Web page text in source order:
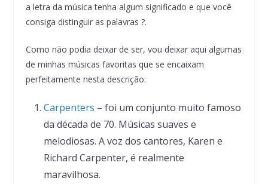
a letra da música tenha algum significado e que você
consiga distinguir as palavras ?.
Como não podia deixar de ser, vou deixar aqui algumas
de minhas músicas favoritas que se encaixam
perfeitamente nesta descrição:
Carpenters – foi um conjunto muito famoso
da década de 70. Músicas suaves e
melodiosas. A voz dos cantores, Karen e
Richard Carpenter, é realmente
maravilhosa.